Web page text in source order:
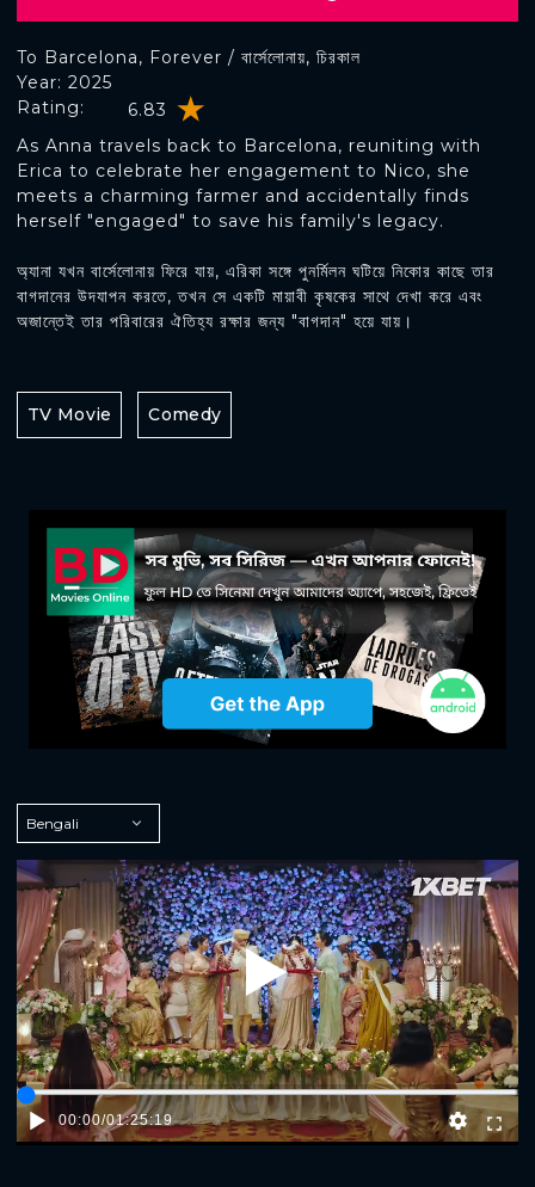
To Barcelona, Forever / বার্সেলোনায়, চিরকাল
Rating: 6.83
Year: 2025
As Anna travels back to Barcelona, reuniting with
Erica to celebrate her engagement to Nico, she
meets a charming farmer and accidentally finds
herself "engaged" to save his family's legacy.
অ্যানা যখন বার্সেলোনায় ফিরে যায়, এরিকা সঙ্গে পুনর্মিলন ঘটিয়ে নিকোর কাছে তার
বাগদানের উদযাপন করতে, তখন সে একটি মায়াবী কৃষকের সাথে দেখা করে এবং
অজান্তেই তার পরিবারের ঐতিহ্য রক্ষার জন্য "বাগদান" হয়ে যায়।
TV Movie Comedy
Play
00:00/01:25:19